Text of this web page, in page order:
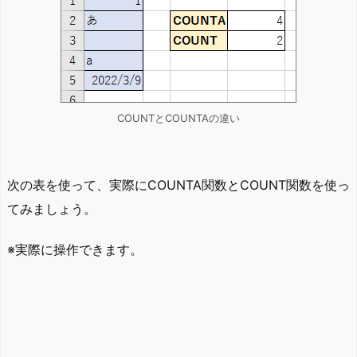
COUNTとCOUNTAの違い
次の表を使って、実際にCOUNTA関数とCOUNT関数を使っ
てみましょう。
※実際に操作できます。